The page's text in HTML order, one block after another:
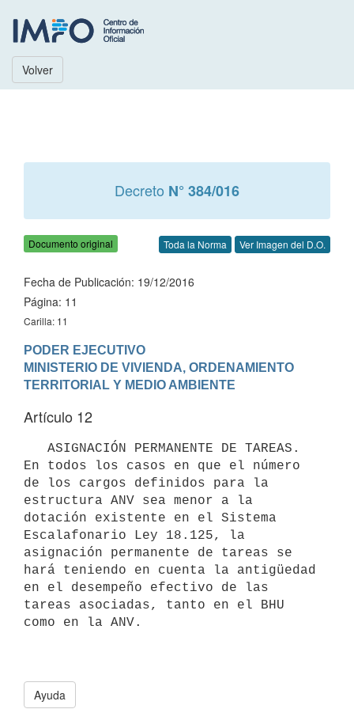
Volver
Decreto N° 384/016
Documento original Toda la Norma Ver Imagen del D.O.
Fecha de Publicación: 19/12/2016
Página: 11
Carilla: 11
PODER EJECUTIVO
MINISTERIO DE VIVIENDA, ORDENAMIENTO
Artículo 12
En todos los casos en que el número
de los cargos definidos para la
estructura ANV sea menor a la
dotación existente en el Sistema
Escalafonario Ley 18.125, la
asignación permanente de tareas se
hará teniendo en cuenta la antigüedad
en el desempeño efectivo de las
tareas asociadas, tanto en el BHU
como en la ANV.
Ayuda